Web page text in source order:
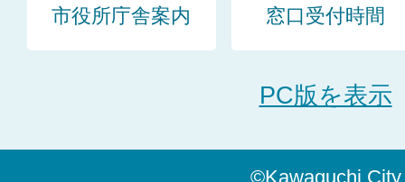
市役所庁舎案内 窓口受付時間
PC版を表示
©Kawaguchi City